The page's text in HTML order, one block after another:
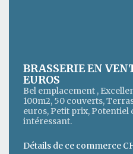
BRASSERIE EN
EUROS
Bel emplacement ,
100m2, 50 couverts,
euros, Petit prix, Potentiel
intéressant.
Détails de ce commerce